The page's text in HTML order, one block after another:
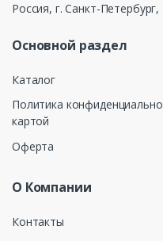
Россия, г. Санкт-
Основной раздел
Каталог
Политика
картой
Оферта
О Компании
Контакты